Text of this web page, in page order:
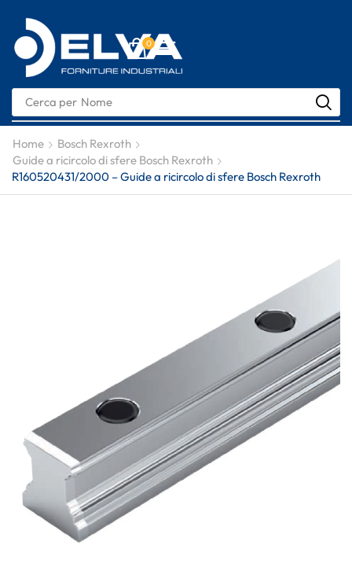
0
Cerca per Nome
Home
Bosch Rexroth
Guide a ricircolo di sfere Bosch Rexroth
R160520431/2000 – Guide a ricircolo di sfere Bosch Rexroth